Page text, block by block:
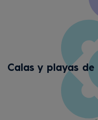
Calas y playas de